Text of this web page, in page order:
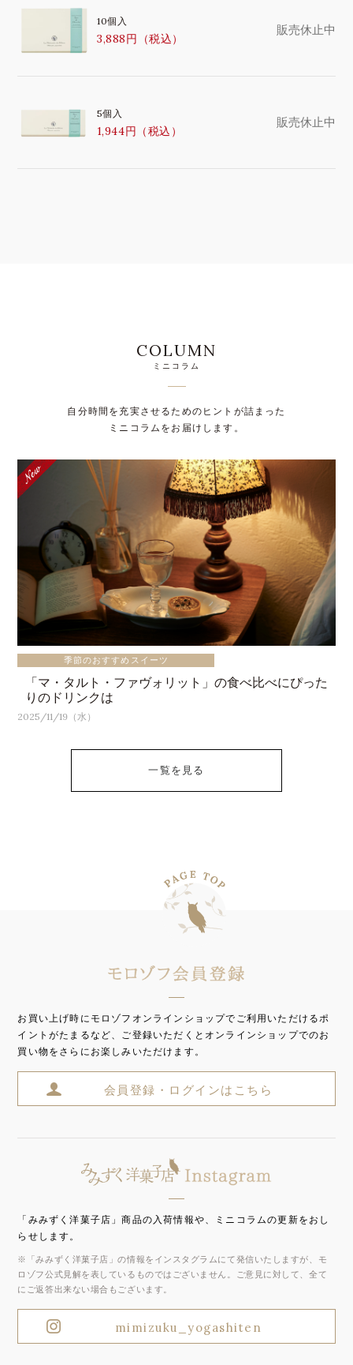
10個入
3,888円（税込）
販売休止中
5個入
1,944円（税込）
販売休止中
COLUMN
ミニコラム
自分時間を充実させるためのヒントが詰まった
ミニコラムをお届けします。
季節のおすすめスイーツ
「マ・タルト・ファヴォリット」の食べ比べにぴった
りのドリンクは
2025/11/19（水）
一覧を見る
お買い上げ時にモロゾフオンラインショップでご利用いただけるポ
イントがたまるなど、ご登録いただくとオンラインショップでのお
買い物をさらにお楽しみいただけます。
会員登録・ログインはこちら
「みみずく洋菓子店」商品の入荷情報や、ミニコラムの更新をおし
らせします。
※「みみずく洋菓子店」の情報をインスタグラムにて発信いたしますが、モ
ロゾフ公式見解を表しているものではございません。ご意見に対して、全て
にご返答出来ない場合もございます。
mimizuku_yogashiten